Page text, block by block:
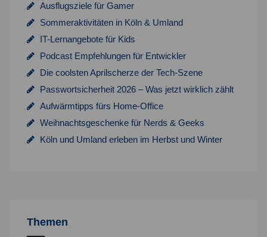
Ausflugsziele für Gamer
Sommeraktivitäten in Köln & Umland
IT-Lernangebote für Kids
Podcast Empfehlungen für Entwickler
Die coolsten Aprilscherze der Tech-Szene
Passwortsicherheit 2026 – Was jetzt wirklich zählt
Aufwärmtipps fürs Home-Office
Weihnachtsgeschenke für Nerds & Geeks
Köln und Umland erleben im Herbst und Winter
Themen